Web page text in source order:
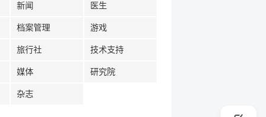
新闻 医生
档案管理 游戏
旅行社 技术支持
媒体 研究院
杂志